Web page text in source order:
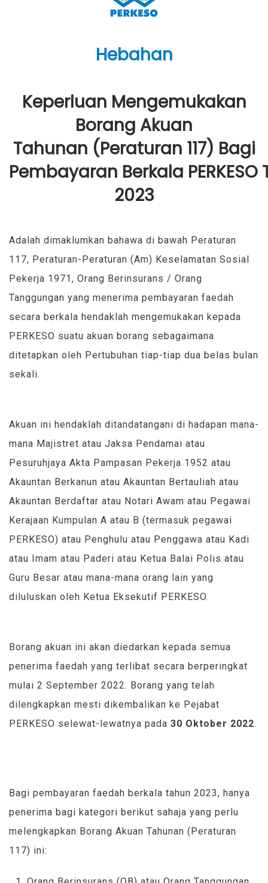
Hebahan
Keperluan Mengemukakan
Borang Akuan
Tahunan (Peraturan 117) Bagi
Pembayaran Berkala PERKESO
2023
Adalah dimaklumkan bahawa di bawah Peraturan
117, Peraturan-Peraturan (Am) Keselamatan Sosial
Pekerja 1971, Orang Berinsurans / Orang
Tanggungan yang menerima pembayaran faedah
secara berkala hendaklah mengemukakan kepada
PERKESO suatu akuan borang sebagaimana
ditetapkan oleh Pertubuhan tiap-tiap dua belas bulan
sekali.
Akuan ini hendaklah ditandatangani di hadapan mana-
mana Majistret atau Jaksa Pendamai atau
Pesuruhjaya Akta Pampasan Pekerja 1952 atau
Akauntan Berkanun atau Akauntan Bertauliah atau
Akauntan Berdaftar atau Notari Awam atau Pegawai
Kerajaan Kumpulan A atau B (termasuk pegawai
PERKESO) atau Penghulu atau Penggawa atau Kadi
atau Imam atau Paderi atau Ketua Balai Polis atau
Guru Besar atau mana-mana orang lain yang
diluluskan oleh Ketua Eksekutif PERKESO.
Borang akuan ini akan diedarkan kepada semua
penerima faedah yang terlibat secara berperingkat
mulai 2 September 2022. Borang yang telah
dilengkapkan mesti dikembalikan ke Pejabat
PERKESO selewat-lewatnya pada 30 Oktober 2022.
Bagi pembayaran faedah berkala tahun 2023, hanya
penerima bagi kategori berikut sahaja yang perlu
melengkapkan Borang Akuan Tahunan (Peraturan
117) ini: